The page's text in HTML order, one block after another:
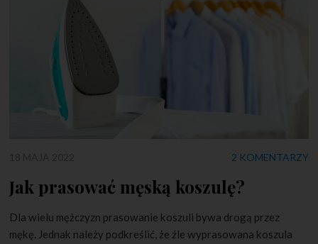
2 KOMENTARZY
Jak prasować męską koszulę?
Dla wielu mężczyzn prasowanie koszuli bywa drogą przez
mękę. Jednak należy podkreślić, że źle wyprasowana koszula